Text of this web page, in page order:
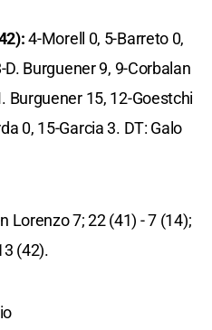
4-Morell 0, 5-Barreto 0,
Burguener 9, 9-Corbalan
Burguener 15, 12-Goestchi
0, 15-Garcia 3. DT: Galo
Lorenzo 7; 22 (41) - 7 (14);
(42).